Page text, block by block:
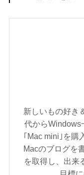
新しいもの好き
代からWindows
｢Mac mini｣を購
Macのブログを
を取得し、出来